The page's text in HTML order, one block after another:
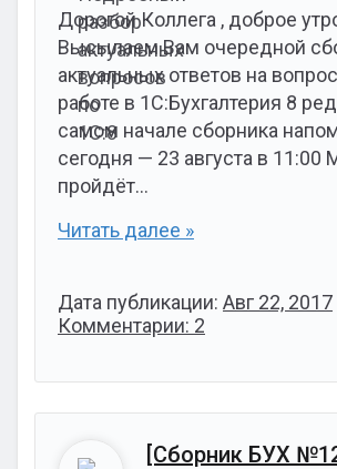
Дорогой Коллега , доброе
Высылаем Вам очередной
актуальных ответов на
работе в 1С:Бухгалтерия 8
самом начале сборника
сегодня — 23 августа в 11:00
пройдёт…
Читать далее »
Дата публикации: Авг 22, 2017
Комментарии: 2
[Сборник БУХ